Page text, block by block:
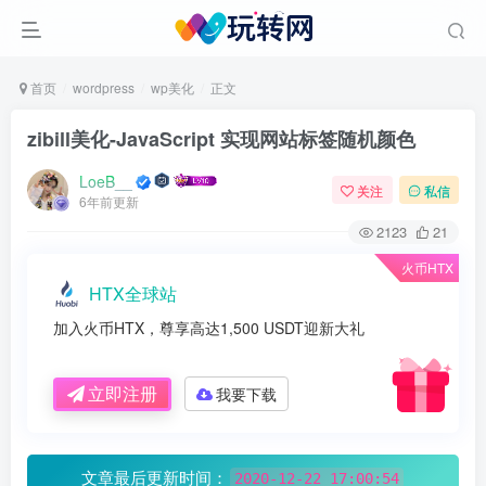
首页 wordpress wp美化 正文
zibill美化-JavaScript 实现网站标签随机颜色
LoeB__
6年前更新
关注 私信
2123 21
火币HTX
HTX全球站
加入火币HTX，尊享高达1,500 USDT迎新大礼
立即注册 我要下载
文章最后更新时间： 2020-12-22 17:00:54